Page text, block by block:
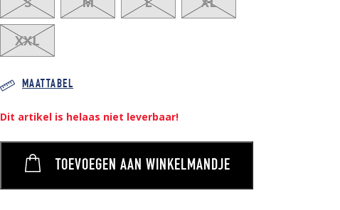
XXL
MAATTABEL
Dit artikel is helaas niet leverbaar!
TOEVOEGEN AAN WINKELMANDJE